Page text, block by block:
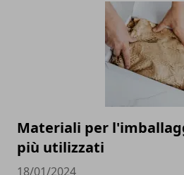
Materiali per
più utilizzati
18/01/2024